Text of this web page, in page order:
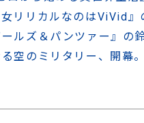
リリカルなのはViVid』
ルズ＆パンツァー』の
空のミリタリー、開幕。